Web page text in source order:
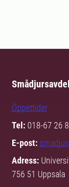
Öppettider
Tel: 018-67 26
E-post:
Adress:
756 51 Uppsala